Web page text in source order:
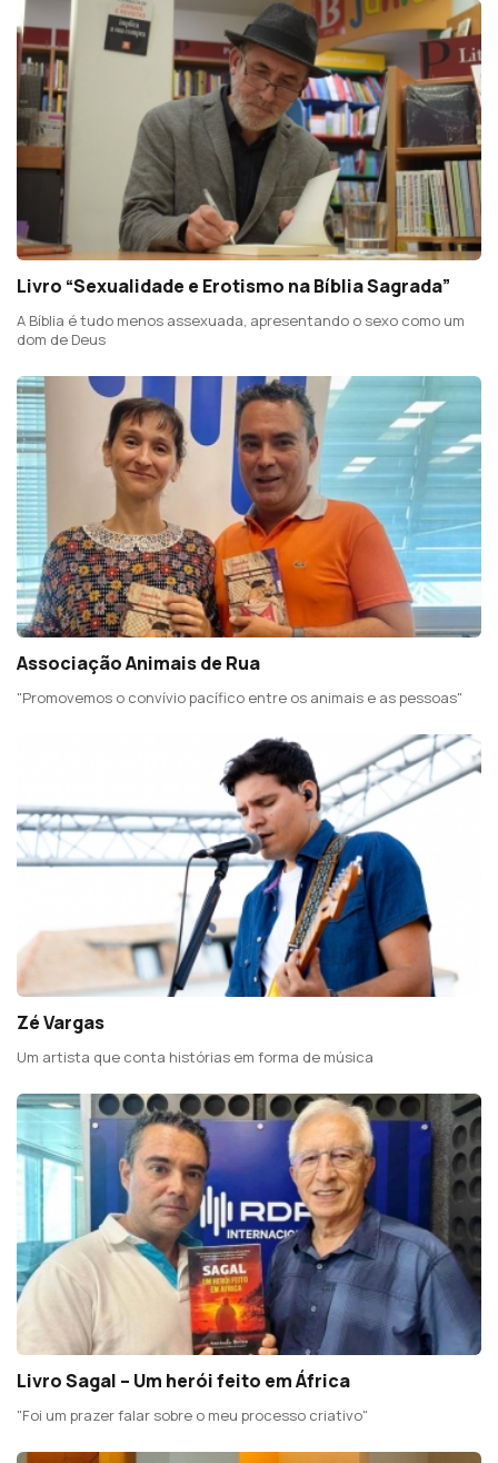
Livro “Sexualidade e Erotismo na Bíblia Sagrada”
A Bíblia é tudo menos assexuada, apresentando o sexo como um
dom de Deus
Associação Animais de Rua
"Promovemos o convívio pacífico entre os animais e as pessoas"
Zé Vargas
Um artista que conta histórias em forma de música
Livro Sagal – Um herói feito em África
"Foi um prazer falar sobre o meu processo criativo"